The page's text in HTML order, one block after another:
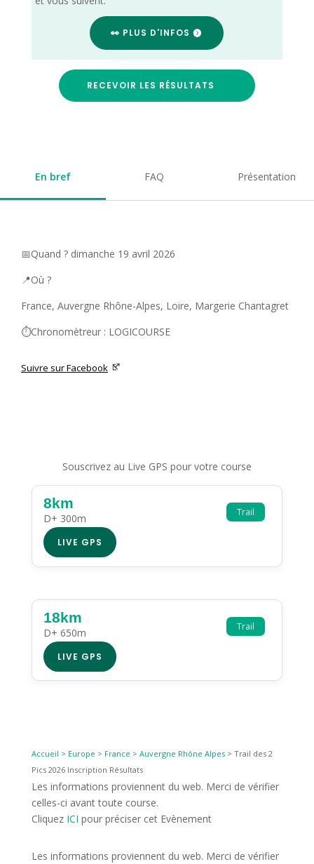
👀 PLUS D'INFOS
RECEVOIR LES RÉSULTATS
En bref FAQ Présentation
📅Quand ? dimanche 19 avril 2026
📍Où ?
France, Auvergne Rhône-Alpes, Loire, Margerie Chantagret
⏱️Chronomètreur : LOGICOURSE
Suivre sur Facebook
Souscrivez au Live GPS pour votre course
Trail
8km
D+ 300m
LIVE GPS
Trail
18km
D+ 650m
LIVE GPS
Accueil > Europe > France > Auvergne Rhône Alpes> Trail des 2
Pics 2026 Inscription Résultats
Les informations proviennent du web. Merci de vérifier
celles-ci avant toute course.
Cliquez ICI pour préciser cet Evènement
Les informations proviennent du web. Merci de vérifier